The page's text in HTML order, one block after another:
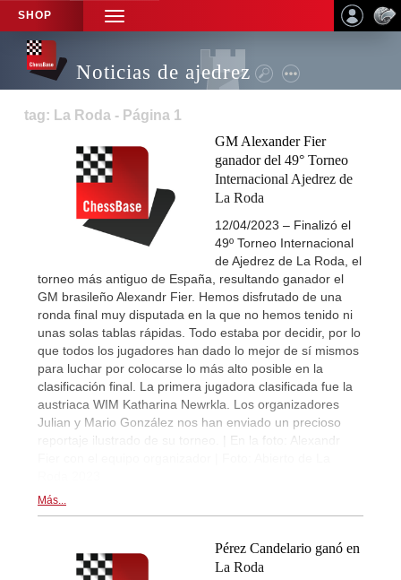
SHOP
TOGGLE
NAVIGATION
Noticias de ajedrez
tag: La Roda - Página 1
GM Alexander Fier
ganador del 49° Torneo
Internacional Ajedrez de
La Roda
12/04/2023 – Finalizó el
49º Torneo Internacional
de Ajedrez de La Roda, el
torneo más antiguo de España, resultando ganador el
GM brasileño Alexandr Fier. Hemos disfrutado de una
ronda final muy disputada en la que no hemos tenido ni
unas solas tablas rápidas. Todo estaba por decidir, por lo
que todos los jugadores han dado lo mejor de sí mismos
para luchar por colocarse lo más alto posible en la
clasificación final. La primera jugadora clasificada fue la
austriaca WIM Katharina Newrkla. Los organizadores
Julian y Mario González nos han enviado un precioso
reportaje ilustrado de su torneo. | En la foto: Alexandr
Más...
Pérez Candelario ganó en
La Roda